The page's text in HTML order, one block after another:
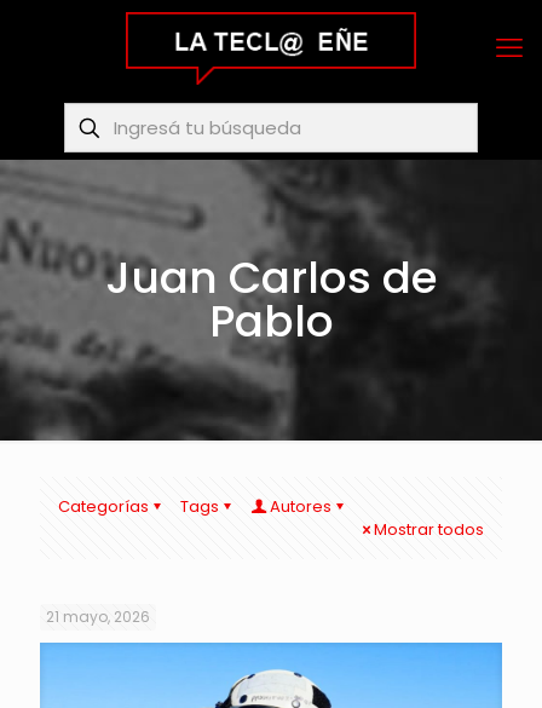
Juan Carlos de
Pablo
Categorías Tags
Autores
Mostrar todos
21 mayo, 2026